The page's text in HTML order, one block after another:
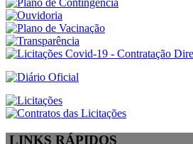
LINKS RÁPIDOS